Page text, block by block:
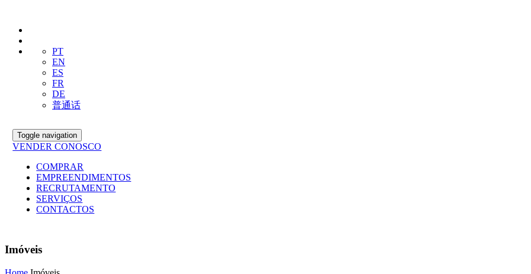
PT
EN
ES
FR
DE
普通话
Toggle navigation
VENDER CONOSCO
COMPRAR
EMPREENDIMENTOS
RECRUTAMENTO
SERVIÇOS
CONTACTOS
Imóveis